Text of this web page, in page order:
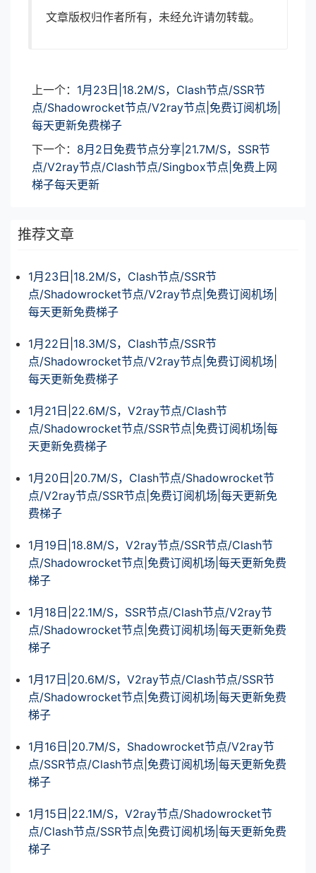
文章版权归作者所有，未经允许请勿转载。
上一个： 1月23日|18.2M/S，Clash节点/SSR节
点/Shadowrocket节点/V2ray节点|免费订阅机场|
每天更新免费梯子
下一个： 8月2日免费节点分享|21.7M/S，SSR节
点/V2ray节点/Clash节点/Singbox节点|免费上网
梯子每天更新
推荐文章
1月23日|18.2M/S，Clash节点/SSR节
点/Shadowrocket节点/V2ray节点|免费订阅机场|
每天更新免费梯子
1月22日|18.3M/S，Clash节点/SSR节
点/Shadowrocket节点/V2ray节点|免费订阅机场|
每天更新免费梯子
1月21日|22.6M/S，V2ray节点/Clash节
点/Shadowrocket节点/SSR节点|免费订阅机场|每
天更新免费梯子
1月20日|20.7M/S，Clash节点/Shadowrocket节
点/V2ray节点/SSR节点|免费订阅机场|每天更新免
费梯子
1月19日|18.8M/S，V2ray节点/SSR节点/Clash节
点/Shadowrocket节点|免费订阅机场|每天更新免费
梯子
1月18日|22.1M/S，SSR节点/Clash节点/V2ray节
点/Shadowrocket节点|免费订阅机场|每天更新免费
梯子
1月17日|20.6M/S，V2ray节点/Clash节点/SSR节
点/Shadowrocket节点|免费订阅机场|每天更新免费
梯子
1月16日|20.7M/S，Shadowrocket节点/V2ray节
点/SSR节点/Clash节点|免费订阅机场|每天更新免费
梯子
1月15日|22.1M/S，V2ray节点/Shadowrocket节
点/Clash节点/SSR节点|免费订阅机场|每天更新免费
梯子